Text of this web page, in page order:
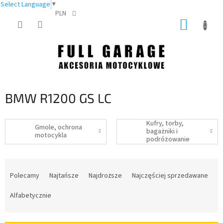
Select Language ▼
PLN
BMW R1200 GS LC
Gmole, ochrona
motocykla
Kufry, torby,
bagażniki i
podróżowanie
Polecamy Najtańsze Najdroższe
Najczęściej sprzedawane
Alfabetycznie